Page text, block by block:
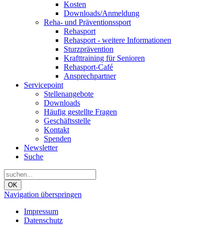
Kosten
Downloads/Anmeldung
Reha- und Präventionssport
Rehasport
Rehasport - weitere Informationen
Sturzprävention
Krafttraining für Senioren
Rehasport-Café
Ansprechpartner
Servicepoint
Stellenangebote
Downloads
Häufig gestellte Fragen
Geschäftsstelle
Kontakt
Spenden
Newsletter
Suche
OK
Navigation überspringen
Impressum
Datenschutz